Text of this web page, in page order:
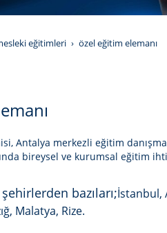
eğitimleri özel eğitim elemanı
Antalya merkezli eğitim
bireysel ve kurumsal eğitim
bazıları;İstanbul,
Malatya, Rize.